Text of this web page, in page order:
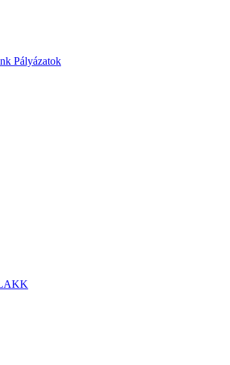
Pályázatok